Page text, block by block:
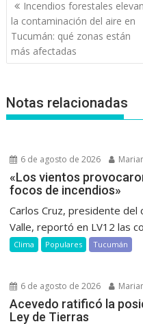
de
entradas
Incendios forestales elevan
la contaminación del aire en
Tucumán: qué zonas están
más afectadas
Notas relacionadas
6 de agosto de 2026
«Los vientos
focos de incendios»
Carlos Cruz, presidente
Valle, reportó en LV12 las
Clima Populares Tucumán
6 de agosto de 2026
Acevedo ratificó la
Ley de Tierras